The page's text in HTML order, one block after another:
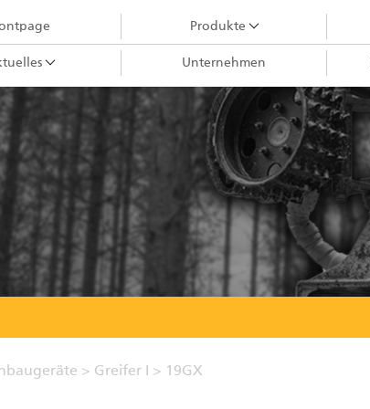
Produkte
City-Krane
Greifer III
Harvesteraggregate
Forstkrane
Greifer II
Forstanhänger
Impulsprozessor
Unternehmen
> Greifer I > 19GX